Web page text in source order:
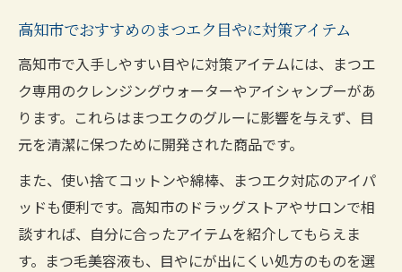
高知市でおすすめのまつエク目やに対策アイテム
高知市で入手しやすい目やに対策アイテムには、まつエ
ク専用のクレンジングウォーターやアイシャンプーがあ
ります。これらはまつエクのグルーに影響を与えず、目
元を清潔に保つために開発された商品です。
また、使い捨てコットンや綿棒、まつエク対応のアイパ
ッドも便利です。高知市のドラッグストアやサロンで相
談すれば、自分に合ったアイテムを紹介してもらえま
す。まつ毛美容液も、目やにが出にくい処方のものを選